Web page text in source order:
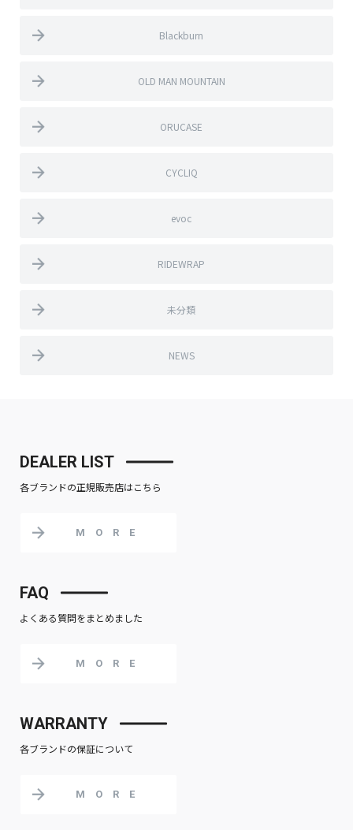
Blackburn
OLD MAN MOUNTAIN
ORUCASE
CYCLIQ
evoc
RIDEWRAP
未分類
NEWS
DEALER LIST
各ブランドの正規販売店はこちら
MORE
FAQ
よくある質問をまとめました
MORE
WARRANTY
各ブランドの保証について
MORE